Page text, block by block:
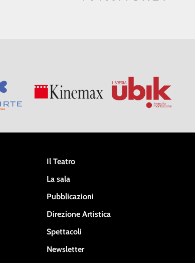
Il Teatro
La sala
Pubblicazioni
Direzione Artistica
Spettacoli
Newsletter